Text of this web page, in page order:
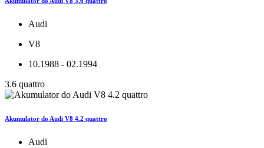
Audi
V8
10.1988 - 02.1994
3.6 quattro
Akumulator do Audi V8 4.2 quattro
Audi